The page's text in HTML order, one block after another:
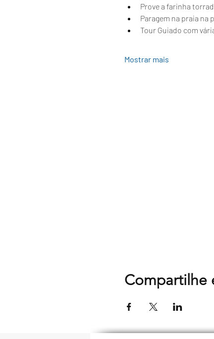
Prove a farinha
Paragem na praia na
Tour Guiado com
Mostrar mais
Compartilhe